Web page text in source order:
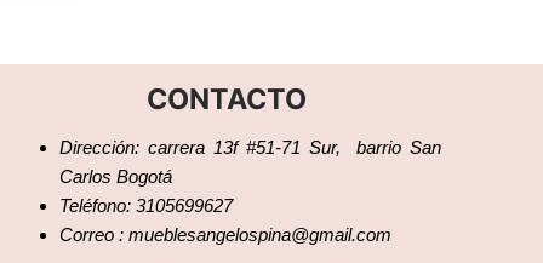
CONTACTO
Dirección: carrera 13f #51-71 Sur, barrio San
Carlos Bogotá
Teléfono: 3105699627
Correo : mueblesangelospina@gmail.com